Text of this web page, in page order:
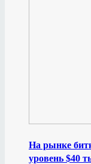
На рынке
уровень $40